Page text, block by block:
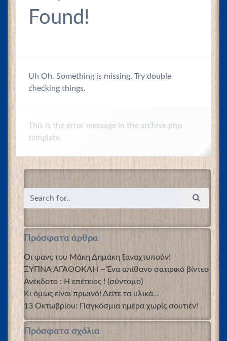
Found!
Uh Oh. Something is missing. Try double
checking things.
This is the error message in the archive.php
template.
Πρόσφατα άρθρα
Οι φανς του Μάκη Δημάκη ξαναχτυπούν!
ΞΥΠΝΑ ΑΓΑΘΟΚΛΗ – Ένα απίθανο σατιρικό βίντεο
Ανέκδοτο : Η επέτειος ! (σύντομο)
Κι όμως είναι πρωινό! Δείτε τα υλικά…
13 Οκτωβρίου: Παγκόσμια ημέρα χωρίς σουτιέν!
Πρόσφατα σχόλια